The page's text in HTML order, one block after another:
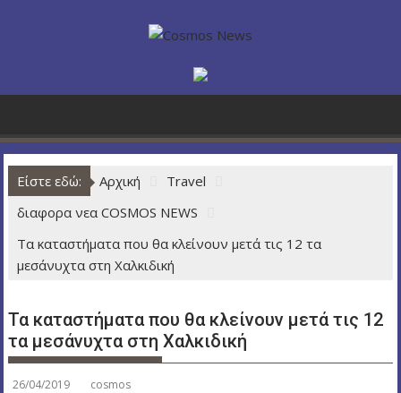
σ
ε
Είστε εδώ: Αρχική
Travel
διαφορα νεα COSMOS NEWS
Τα καταστήματα που θα κλείνουν μετά τις 12 τα
μεσάνυχτα στη Χαλκιδική
Τα καταστήματα που θα κλείνουν μετά τις 12
τα μεσάνυχτα στη Χαλκιδική
26/04/2019 cosmos